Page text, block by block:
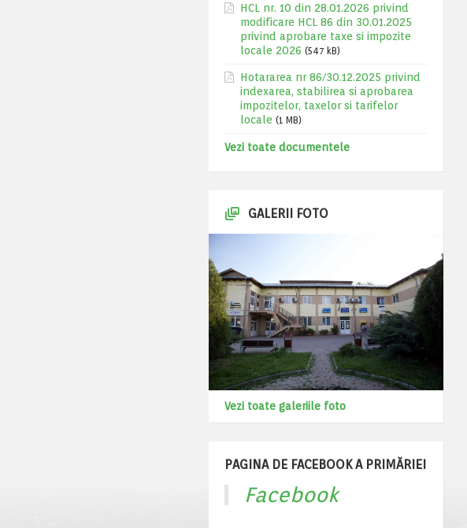
HCL nr. 10 din 28.01.2026 privind
modificare HCL 86 din 30.01.2025
privind aprobare taxe si impozite
locale 2026 (547 kB)
Hotararea nr 86/30.12.2025 privind
indexarea, stabilirea si aprobarea
impozitelor, taxelor si tarifelor
locale (1 MB)
Vezi toate documentele
GALERII FOTO
Vezi toate galeriile foto
PAGINA DE FACEBOOK A PRIMĂRIEI
Facebook